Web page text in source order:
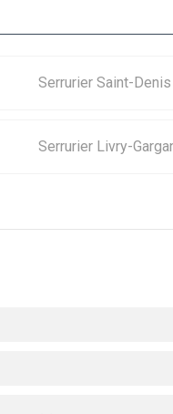
Serrurier Saint-Denis
Serrurier Livry-